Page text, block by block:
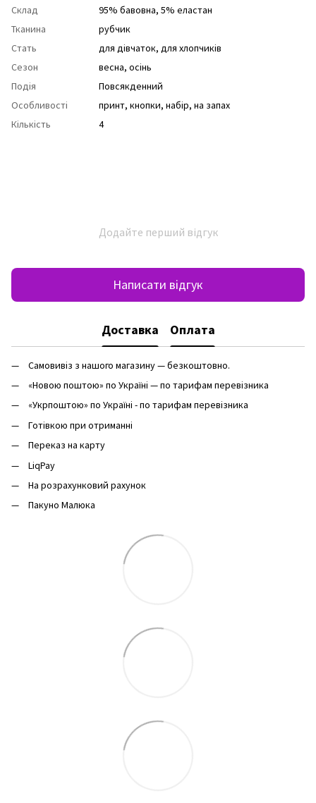
Склад
95% бавовна, 5% еластан
Тканина
рубчик
Стать
для дівчаток, для хлопчиків
Сезон
весна, осінь
Подія
Повсякденний
Особливості
принт, кнопки, набір, на запах
Кількість
4
Додайте перший відгук
Написати відгук
Доставка Оплата
Самовивіз з нашого магазину — безкоштовно.
«Новою поштою» по Україні — по тарифам перевізника
«Укрпоштою» по Україні - по тарифам перевізника
Готівкою при отриманні
Переказ на карту
LiqPay
На розрахунковий рахунок
Пакуно Малюка